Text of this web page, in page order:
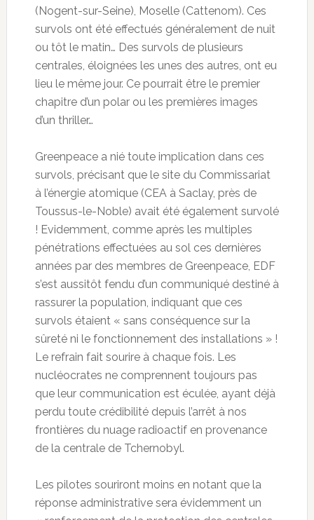
(Nogent-sur-Seine), Moselle (Cattenom). Ces
survols ont été effectués généralement de nuit
ou tôt le matin… Des survols de plusieurs
centrales, éloignées les unes des autres, ont eu
lieu le même jour. Ce pourrait être le premier
chapitre d’un polar ou les premières images
d’un thriller…
Greenpeace a nié toute implication dans ces
survols, précisant que le site du Commissariat
à l’énergie atomique (CEA à Saclay, près de
Toussus-le-Noble) avait été également survolé
! Evidemment, comme après les multiples
pénétrations effectuées au sol ces dernières
années par des membres de Greenpeace, EDF
s’est aussitôt fendu d’un communiqué destiné à
rassurer la population, indiquant que ces
survols étaient « sans conséquence sur la
sûreté ni le fonctionnement des installations » !
Le refrain fait sourire à chaque fois. Les
nucléocrates ne comprennent toujours pas
que leur communication est éculée, ayant déjà
perdu toute crédibilité depuis l’arrêt à nos
frontières du nuage radioactif en provenance
de la centrale de Tchernobyl.
Les pilotes souriront moins en notant que la
réponse administrative sera évidemment un